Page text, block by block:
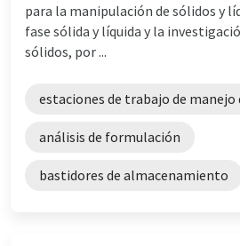
para la manipulación de sólidos y
fase sólida y líquida y la
sólidos, por ...
estaciones de trabajo de manejo
análisis de formulación
bastidores de almacenamiento